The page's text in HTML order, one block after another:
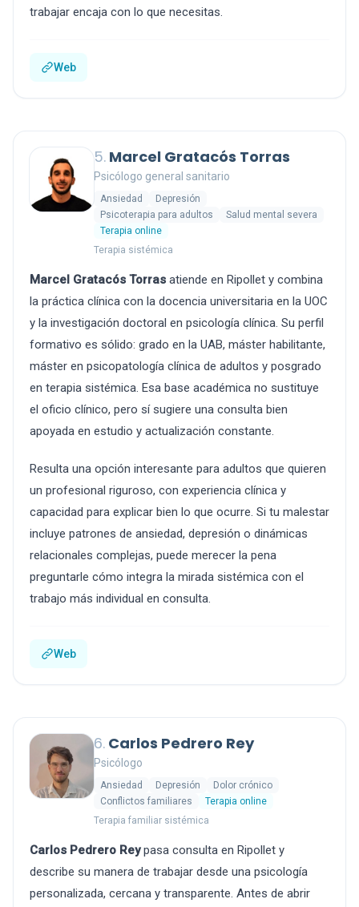
trabajar encaja con lo que necesitas.
Web
5. Marcel Gratacós Torras
Psicólogo general sanitario
Ansiedad
Depresión
Psicoterapia para adultos
Salud mental severa
Terapia online
Terapia sistémica
Marcel Gratacós Torras atiende en Ripollet y combina
la práctica clínica con la docencia universitaria en la UOC
y la investigación doctoral en psicología clínica. Su perfil
formativo es sólido: grado en la UAB, máster habilitante,
máster en psicopatología clínica de adultos y posgrado
en terapia sistémica. Esa base académica no sustituye
el oficio clínico, pero sí sugiere una consulta bien
apoyada en estudio y actualización constante.
Resulta una opción interesante para adultos que quieren
un profesional riguroso, con experiencia clínica y
capacidad para explicar bien lo que ocurre. Si tu malestar
incluye patrones de ansiedad, depresión o dinámicas
relacionales complejas, puede merecer la pena
preguntarle cómo integra la mirada sistémica con el
trabajo más individual en consulta.
Web
6. Carlos Pedrero Rey
Psicólogo
Ansiedad Depresión
Dolor crónico
Conflictos familiares
Terapia online
Terapia familiar sistémica
Carlos Pedrero Reypasa consulta en Ripollet y
describe su manera de trabajar desde una psicología
personalizada, cercana y transparente. Antes de abrir